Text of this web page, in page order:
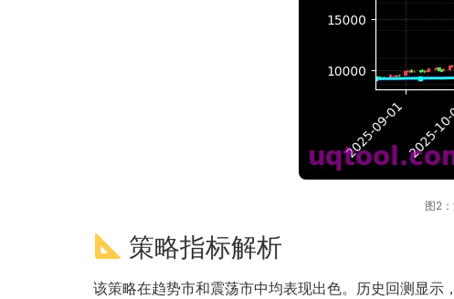
图2
策略指标解析
该策略在趋势市和震荡市中均表现出色。历史回测显